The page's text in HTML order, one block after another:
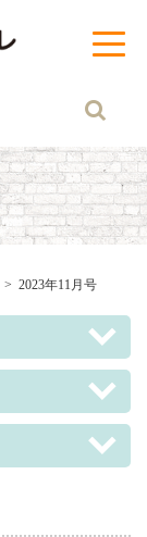
黒部
t
o
v
i
g
a
t
i
o
> 2023年11月号